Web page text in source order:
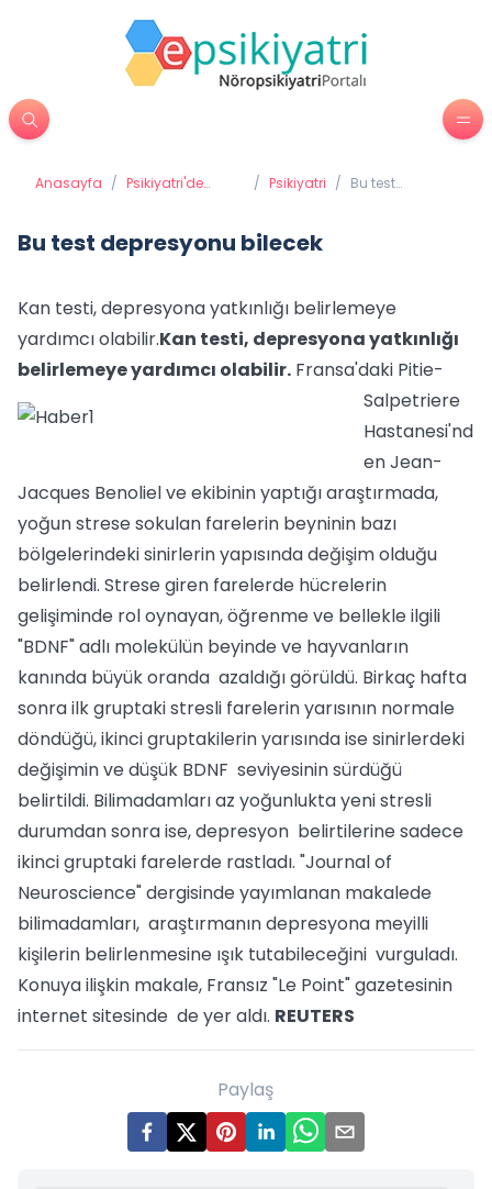
Anasayfa / Psikiyatri'de
/ Psikiyatri / Bu test
Bu test depresyonu bilecek
Kan testi, depresyona yatkınlığı belirlemeye
yardımcı olabilir.Kan testi, depresyona yatkınlığı
belirlemeye yardımcı olabilir. Fransa'daki Pitie-
Salpetriere
Hastanesi'nd
en Jean-
Jacques Benoliel ve ekibinin yaptığı araştırmada,
yoğun strese sokulan farelerin beyninin bazı
bölgelerindeki sinirlerin yapısında değişim olduğu
belirlendi. Strese giren farelerde hücrelerin
gelişiminde rol oynayan, öğrenme ve bellekle ilgili
"BDNF" adlı molekülün beyinde ve hayvanların
kanında büyük oranda azaldığı görüldü. Birkaç hafta
sonra ilk gruptaki stresli farelerin yarısının normale
döndüğü, ikinci gruptakilerin yarısında ise sinirlerdeki
değişimin ve düşük BDNF seviyesinin sürdüğü
belirtildi. Bilimadamları az yoğunlukta yeni stresli
durumdan sonra ise, depresyon belirtilerine sadece
ikinci gruptaki farelerde rastladı. "Journal of
Neuroscience" dergisinde yayımlanan makalede
bilimadamları, araştırmanın depresyona meyilli
kişilerin belirlenmesine ışık tutabileceğini vurguladı.
Konuya ilişkin makale, Fransız "Le Point" gazetesinin
internet sitesinde de yer aldı. REUTERS
Paylaş